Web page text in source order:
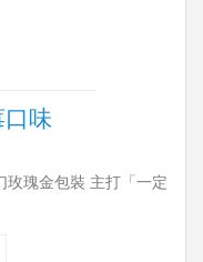
味
玫瑰金包裝 主打「一定